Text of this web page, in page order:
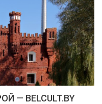
— BELCULT.BY